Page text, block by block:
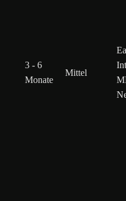
3 - 6
Monate
Mittel